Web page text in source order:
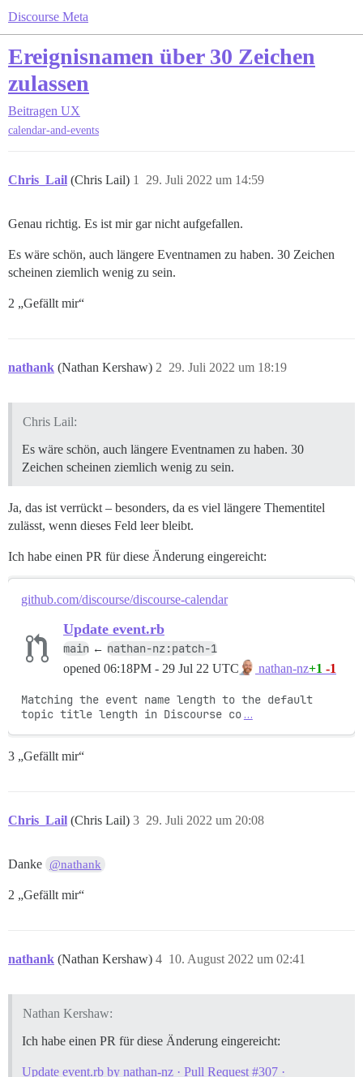
Discourse Meta
Ereignisnamen über 30 Zeichen
zulassen
Beitragen UX
calendar-and-events
Chris_Lail (Chris Lail) 29. Juli 2022 um 14:59
1
Genau richtig. Es ist mir gar nicht aufgefallen.
Es wäre schön, auch längere Eventnamen zu haben. 30 Zeichen
scheinen ziemlich wenig zu sein.
2 „Gefällt mir“
nathank (Nathan Kershaw) 29. Juli 2022 um 18:19
2
Chris Lail:
Es wäre schön, auch längere Eventnamen zu haben. 30
Zeichen scheinen ziemlich wenig zu sein.
Ja, das ist verrückt – besonders, da es viel längere Thementitel
zulässt, wenn dieses Feld leer bleibt.
Ich habe einen PR für diese Änderung eingereicht:
github.com/discourse/discourse-calendar
Update event.rb
main ← nathan-nz:patch-1
opened 06:18PM - 29 Jul 22 UTC nathan-nz+1 -1
Matching the event name length to the default
topic title length in Discourse co …
3 „Gefällt mir“
Chris_Lail (Chris Lail) 29. Juli 2022 um 20:08
3
Danke @nathank
2 „Gefällt mir“
nathank (Nathan Kershaw) 10. August 2022 um 02:41
4
Nathan Kershaw:
Ich habe einen PR für diese Änderung eingereicht:
Update event.rb by nathan-nz · Pull Request #307 ·